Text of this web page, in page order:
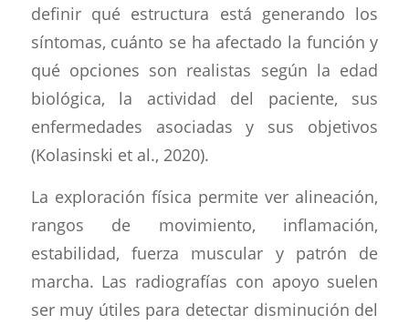
definir qué estructura está generando los
síntomas, cuánto se ha afectado la función y
qué opciones son realistas según la edad
biológica, la actividad del paciente, sus
enfermedades asociadas y sus objetivos
(Kolasinski et al., 2020).
La exploración física permite ver alineación,
rangos de movimiento, inflamación,
estabilidad, fuerza muscular y patrón de
marcha. Las radiografías con apoyo suelen
ser muy útiles para detectar disminución del